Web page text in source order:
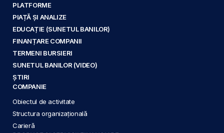
PLATFORME
PIAȚĂ ȘI ANALIZE
EDUCAȚIE (SUNETUL BANILOR)
FINANȚARE COMPANII
TERMENI BURSIERI
SUNETUL BANILOR (VIDEO)
ȘTIRI
COMPANIE
Obiectul de activitate
Structura organizațională
Carieră